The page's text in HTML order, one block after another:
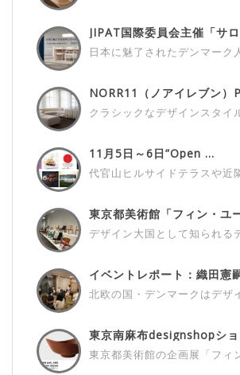
JIPAT国際委員会主催「サ
日本に魅了されたデンマー
NORR11（ノアイレブン）
クラシックなデザインスタイ
11月5日～6日”Open ...
代官山ヒルサイドテラスや近
東京都美術館「フィン・ユ
ク...
デザイン大国として知られる
イベントレポート：織田憲
話...
北欧の国・デンマークはデザ
東京南麻布designshopシ
東京都美術館の企画展「フィ